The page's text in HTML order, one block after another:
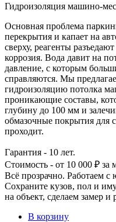
Гидроизоляция машино-
Основная проблема
перекрытия и капает на
сверху, реагенты
коррозия. Вода давит на
давление, с которым
справляются. Мы
гидроизоляцию потолка
проникающие составы,
глубину до 100 мм и
обмазочные покрытия для
проходит.
Гарантия - 10 лет.
Стоимость - от 10 000 ₽ за
Всё прозрачно. Работаем
Сохраните кузов, пол и
на объект, сделаем замер и
В корзину